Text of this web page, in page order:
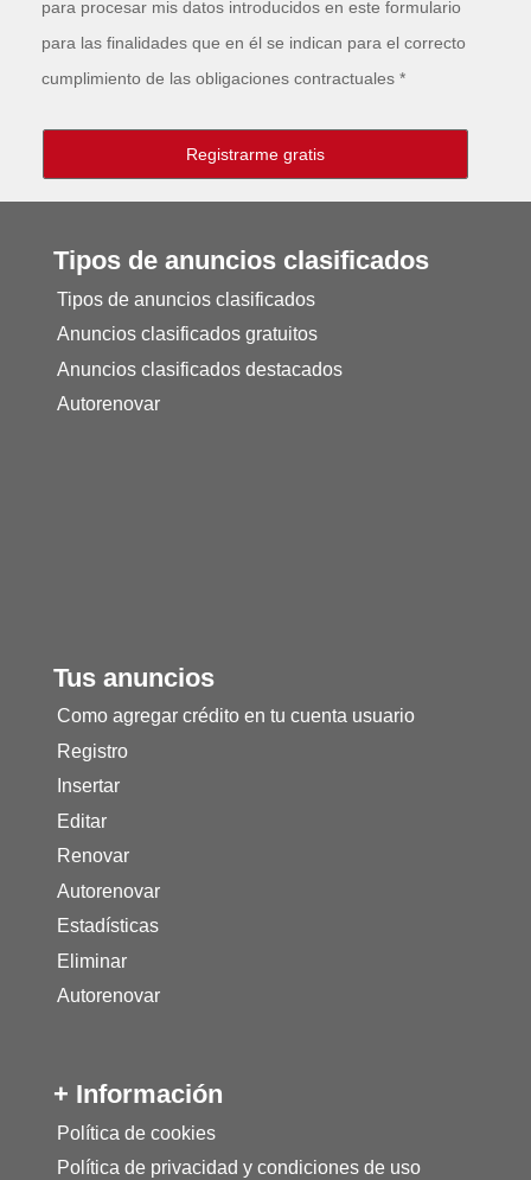
para procesar mis datos introducidos en este formulario
para las finalidades que en él se indican para el correcto
cumplimiento de las obligaciones contractuales *
Tipos de anuncios clasificados
Tipos de anuncios clasificados
Anuncios clasificados gratuitos
Anuncios clasificados destacados
Autorenovar
Tus anuncios
Como agregar crédito en tu cuenta usuario
Registro
Insertar
Editar
Renovar
Autorenovar
Estadísticas
Eliminar
Autorenovar
+ Información
Política de cookies
Política de privacidad y condiciones de uso